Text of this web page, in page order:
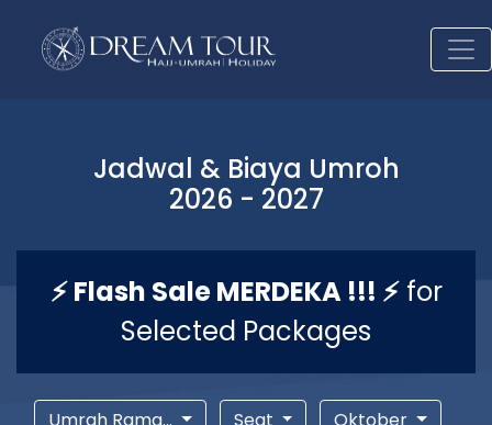
Jadwal & Biaya Umroh
2026 - 2027
⚡ Flash Sale MERDEKA !!! ⚡for
Selected Packages